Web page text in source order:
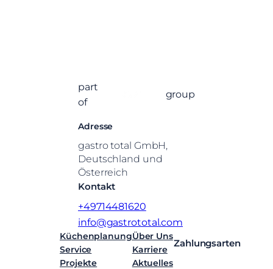
part
of
group
Adresse
gastro total GmbH,
Deutschland und
Österreich
Kontakt
+49714481620
info@gastrototal.com
Küchenplanung
Service
Projekte
Über Uns
Karriere
Aktuelles
Zahlungsarten